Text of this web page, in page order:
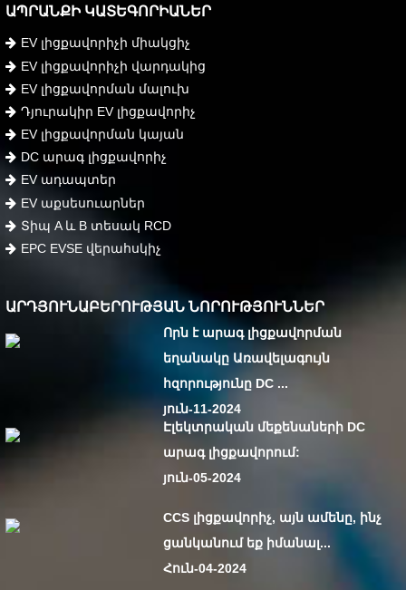
ԱՊՐԱՆՔԻ ԿԱՏԵԳՈՐԻԱՆԵՐ
EV լիցքավորիչի միակցիչ
EV լիցքավորիչի վարդակից
EV լիցքավորման մալուխ
Դյուրակիր EV լիցքավորիչ
EV լիցքավորման կայան
DC արագ լիցքավորիչ
EV ադապտեր
EV աքսեսուարներ
Տիպ A և B տեսակ RCD
EPC EVSE վերահսկիչ
ԱՐԴՅՈՒՆԱԲԵՐՈՒԹՅԱՆ ՆՈՐՈՒԹՅՈՒՆՆԵՐ
Որն է արագ լիցքավորման
եղանակը Առավելագույն
հզորությունը DC ...
յուն-11-2024
Էլեկտրական մեքենաների DC
արագ լիցքավորում:
յուն-05-2024
CCS լիցքավորիչ, այն ամենը, ինչ
ցանկանում եք իմանալ...
Հուն-04-2024